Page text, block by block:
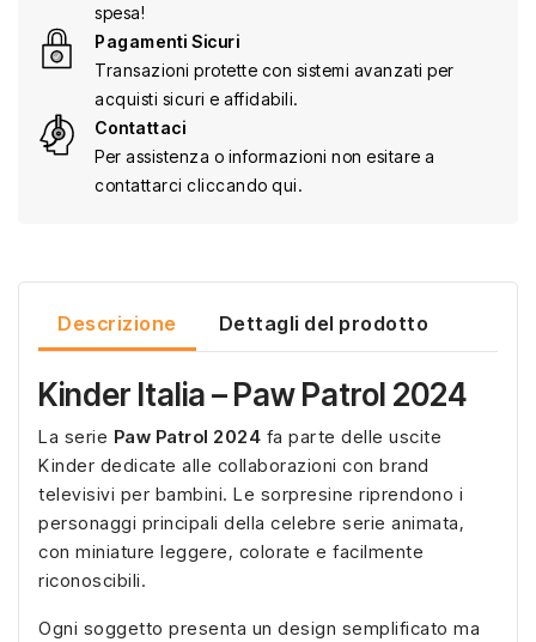
spesa!
Pagamenti Sicuri
Transazioni protette con sistemi avanzati per
acquisti sicuri e affidabili.
Contattaci
Per assistenza o informazioni non esitare a
contattarci cliccando qui.
Descrizione Dettagli del prodotto
Kinder Italia – Paw Patrol 2024
La serie Paw Patrol 2024 fa parte delle uscite
Kinder dedicate alle collaborazioni con brand
televisivi per bambini. Le sorpresine riprendono i
personaggi principali della celebre serie animata,
con miniature leggere, colorate e facilmente
riconoscibili.
Ogni soggetto presenta un design semplificato ma